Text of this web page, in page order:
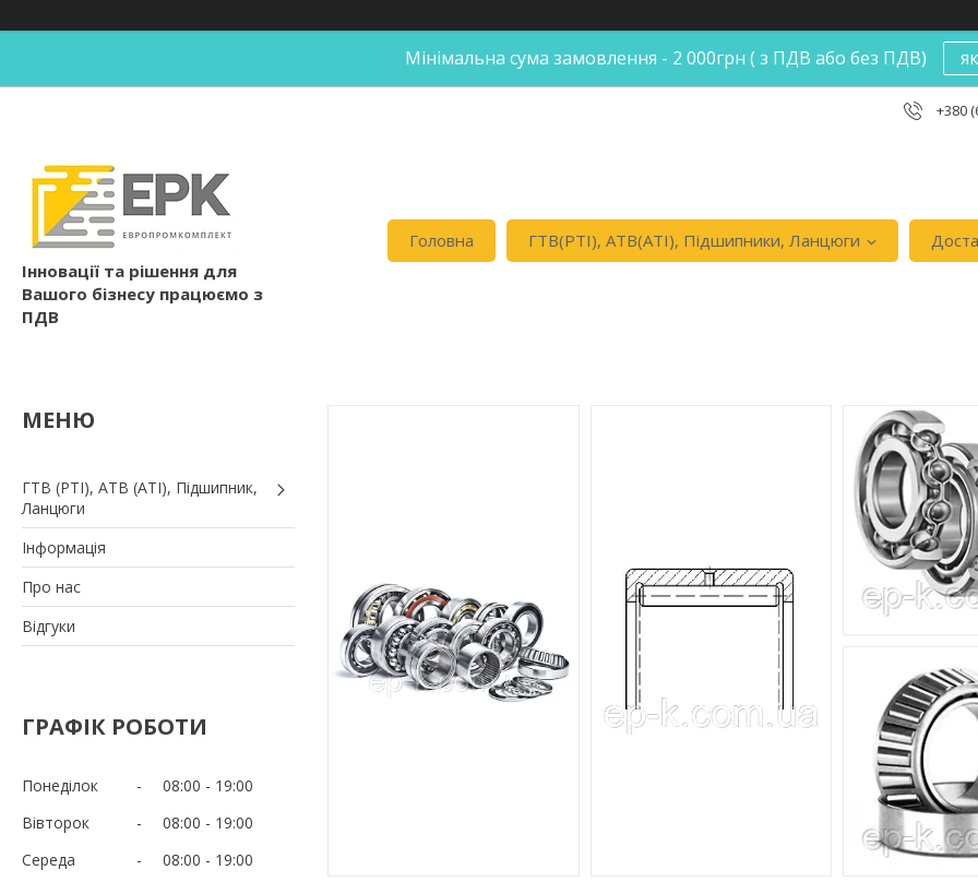
Мінімальна сума замовлення - 2 000грн ( з ПДВ або без ПДВ)
+380
Інновації та рішення для
Вашого бізнесу працюємо з
ПДВ
Головна ГТВ(РТI), АТВ(АТI), Пiдшипники, Ланцюги
ГТВ (РТI), АТВ (АТI), Пiдшипник,
Ланцюги
Iнформація
Про нас
Вiдгуки
ГРАФІК РОБОТИ
Понеділок 08:00
19:00
Вівторок
08:00
19:00
Середа
08:00
19:00